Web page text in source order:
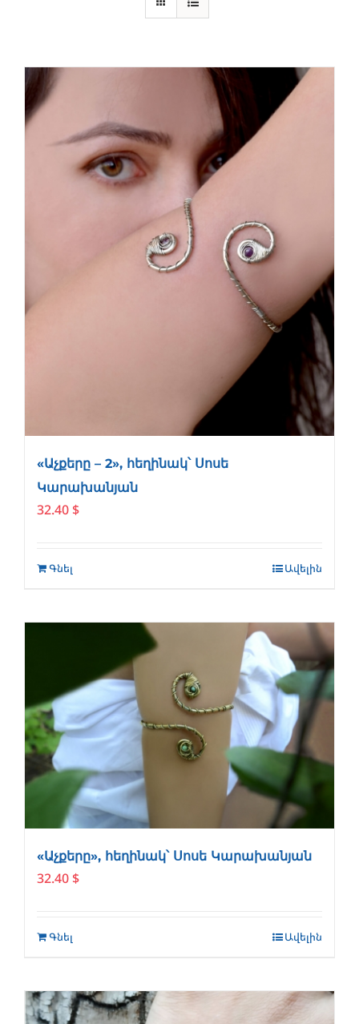
«Աչքերը – 2», հեղինակ՝ Սոսե
Կարախանյան
32.40 $
Գնել Ավելին
«Աչքերը», հեղինակ՝ Սոսե Կարախանյան
32.40 $
Գնել Ավելին